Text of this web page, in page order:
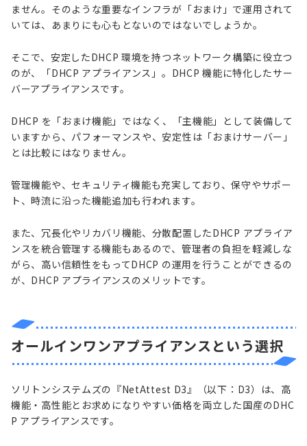
ません。そのような重要なインフラが「おまけ」で運用されて
いては、あまりにも心もとないのではないでしょうか。
そこで、安定したDHCP 環境を持つネットワーク構築に役立つ
のが、「DHCP アプライアンス」。DHCP 機能に特化したサー
バーアプライアンスです。
DHCP を「おまけ機能」ではなく、「主機能」として装備して
いますから、パフォーマンスや、安定性は「おまけサーバー」
とは比較にはなりません。
管理機能や、セキュリティ機能も充実しており、保守やサポー
ト、時流に沿った機能追加も行われます。
また、冗長化やリカバリ機能、分散配置したDHCP アプライア
ンスを統合管理する機能もあるので、管理者の負担を軽減しな
がら、高い信頼性をもってDHCP の運用を行うことができるの
が、DHCP アプライアンスのメリットです。
オールインワンアプライアンスという選択
ソリトンシステムズの『NetAttest D3』（以下：D3）は、高
機能・高性能とお求めになりやすい価格を両立した国産のDHC
P アプライアンスです。